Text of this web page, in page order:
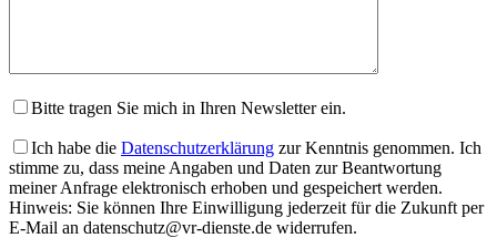
Bitte tragen Sie mich in Ihren Newsletter ein.
Ich habe die Datenschutzerklärung zur Kenntnis genommen. Ich
stimme zu, dass meine Angaben und Daten zur Beantwortung
meiner Anfrage elektronisch erhoben und gespeichert werden.
Hinweis: Sie können Ihre Einwilligung jederzeit für die Zukunft per
E-Mail an datenschutz@vr-dienste.de widerrufen.